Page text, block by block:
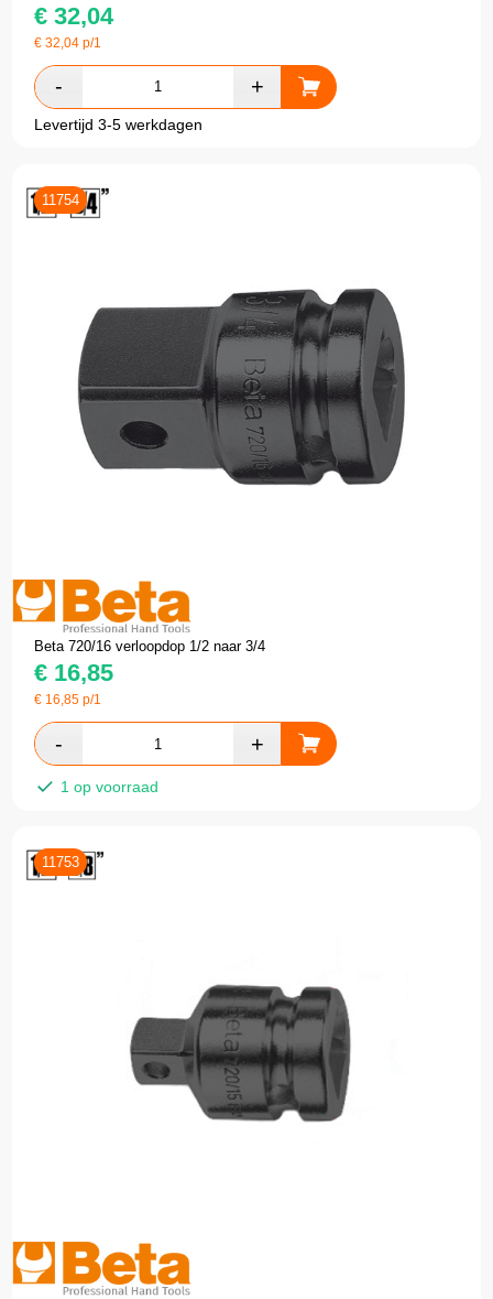
€ 32,04
€32,04 p/1
Levertijd 3-5 werkdagen
11754
Beta 720/16 verloopdop 1/2 naar 3/4
€ 16,85
€ 16,85 p/1
1 op voorraad
11753